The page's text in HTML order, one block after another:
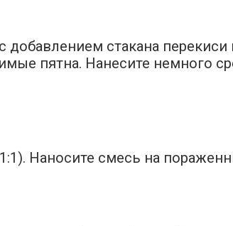
стакана
пятна. Нанесите немного
Наносите смесь на